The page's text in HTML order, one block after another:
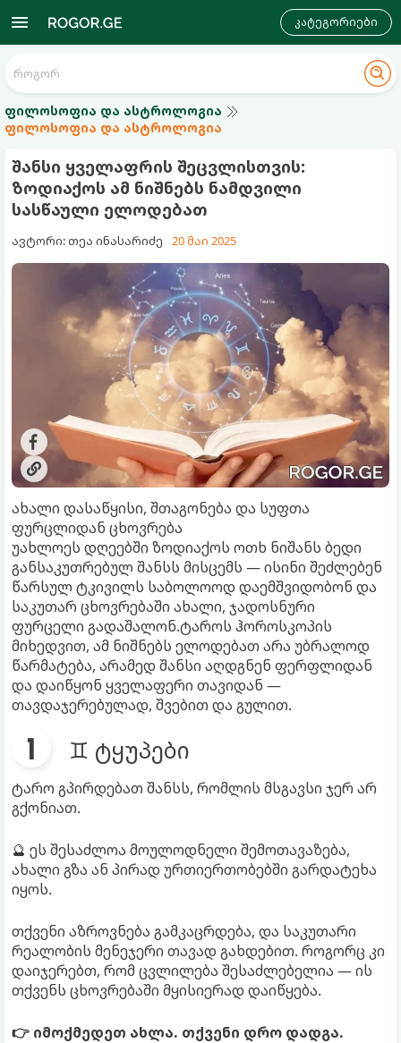
კატეგორიები
ფილოსოფია და ასტროლოგია
ფილოსოფია და ასტროლოგია
შანსი ყველაფრის შეცვლისთვის:
ზოდიაქოს ამ ნიშნებს ნამდვილი
სასწაული ელოდებათ
ავტორი: თეა ინასარიძე 20 მაი 2025
ახალი დასაწყისი, შთაგონება და სუფთა
ფურცლიდან ცხოვრება
უახლოეს დღეებში ზოდიაქოს ოთხ ნიშანს ბედი
განსაკუთრებულ შანსს მისცემს — ისინი შეძლებენ
წარსულ ტკივილს საბოლოოდ დაემშვიდობონ და
საკუთარ ცხოვრებაში ახალი, ჯადოსნური
ფურცელი გადაშალონ.ტაროს ჰოროსკოპის
მიხედვით, ამ ნიშნებს ელოდებათ არა უბრალოდ
წარმატება, არამედ შანსი აღდგნენ ფერფლიდან
და დაიწყონ ყველაფერი თავიდან —
თავდაჯერებულად, შვებით და გულით.
♊ ტყუპები
ტარო გპირდებათ შანსს, რომლის მსგავსი ჯერ არ
გქონიათ.
🔮 ეს შესაძლოა მოულოდნელი შემოთავაზება,
ახალი გზა ან პირად ურთიერთობებში გარდატეხა
იყოს.
თქვენი აზროვნება გამკაცრდება, და საკუთარი
რეალობის მენეჯერი თავად გახდებით. როგორც კი
დაიჯერებთ, რომ ცვლილება შესაძლებელია — ის
თქვენს ცხოვრებაში მყისიერად დაიწყება.
👉 იმოქმედეთ ახლა. თქვენი დრო დადგა.